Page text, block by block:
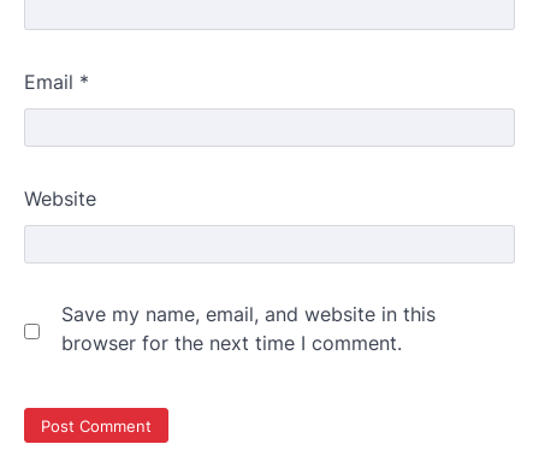
Email *
Website
Save my name, email, and website in this
browser for the next time I comment.